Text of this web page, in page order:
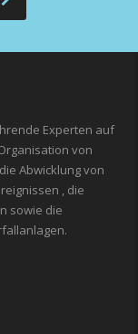
Experten auf
von
Abwicklung von
, die
sowie die